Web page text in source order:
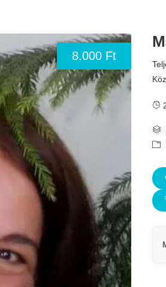
8.000 Ft